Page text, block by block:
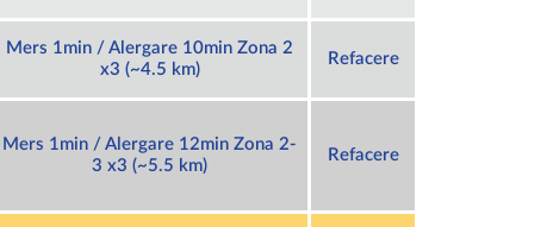
Mers 1min / Alergare 10min Zona 2
x3 (~4.5 km)
Refacere
Mers 1min / Alergare 12min Zona 2-
3 x3 (~5.5 km)
Refacere